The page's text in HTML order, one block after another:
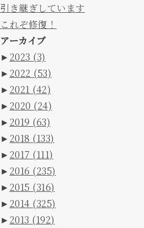
引き継ぎしています
これぞ修復！
アーカイブ
► 2023 (3)
► 2022 (53)
► 2021 (42)
► 2020 (24)
► 2019 (63)
► 2018 (133)
► 2017 (111)
► 2016 (235)
► 2015 (316)
► 2014 (325)
► 2013 (192)